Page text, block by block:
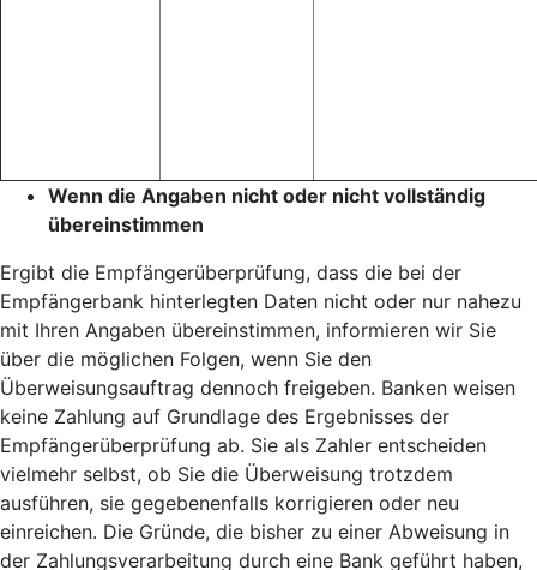
Wenn die Angaben nicht oder nicht vollständig
übereinstimmen
Ergibt die Empfängerüberprüfung, dass die bei der
Empfängerbank hinterlegten Daten nicht oder nur nahezu
mit Ihren Angaben übereinstimmen, informieren wir Sie
über die möglichen Folgen, wenn Sie den
Überweisungsauftrag dennoch freigeben. Banken weisen
keine Zahlung auf Grundlage des Ergebnisses der
Empfängerüberprüfung ab. Sie als Zahler entscheiden
vielmehr selbst, ob Sie die Überweisung trotzdem
ausführen, sie gegebenenfalls korrigieren oder neu
einreichen. Die Gründe, die bisher zu einer Abweisung in
der Zahlungsverarbeitung durch eine Bank geführt haben,